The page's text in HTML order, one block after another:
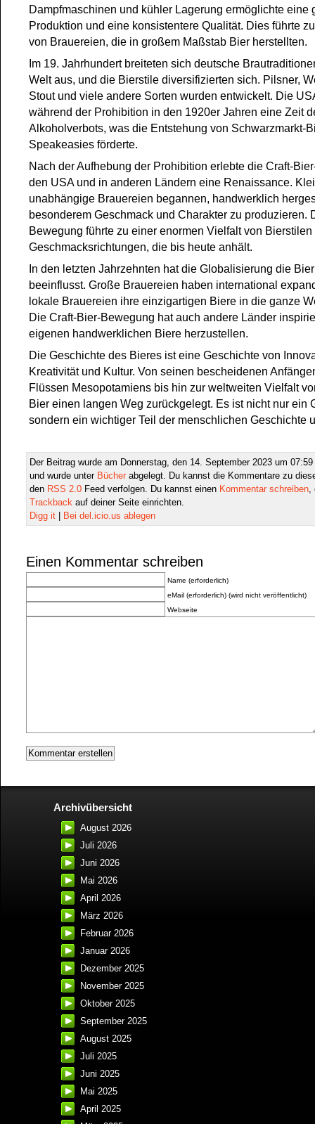
Dampfmaschinen und kühler Lagerung ermöglichte eine
Produktion und eine konsistentere Qualität. Dies führte
von Brauereien, die in großem Maßstab Bier herstellten.
Im 19. Jahrhundert breiteten sich deutsche
Welt aus, und die Bierstile diversifizierten sich. Pilsner,
Stout und viele andere Sorten wurden entwickelt. Die
während der Prohibition in den 1920er Jahren eine Zeit
Alkoholverbots, was die Entstehung von Schwarzmarkt-
Speakeasies förderte.
Nach der Aufhebung der Prohibition erlebte die Craft-
den USA und in anderen Ländern eine Renaissance.
unabhängige Brauereien begannen, handwerklich
besonderem Geschmack und Charakter zu produzieren.
Bewegung führte zu einer enormen Vielfalt von Bierstilen
Geschmacksrichtungen, die bis heute anhält.
In den letzten Jahrzehnten hat die Globalisierung die
beeinflusst. Große Brauereien haben international
lokale Brauereien ihre einzigartigen Biere in die ganze
Die Craft-Bier-Bewegung hat auch andere Länder
eigenen handwerklichen Biere herzustellen.
Die Geschichte des Bieres ist eine Geschichte von
Kreativität und Kultur. Von seinen bescheidenen
Flüssen Mesopotamiens bis hin zur weltweiten Vielfalt
Bier einen langen Weg zurückgelegt. Es ist nicht nur ein
sondern ein wichtiger Teil der menschlichen Geschichte
Der Beitrag wurde am Donnerstag, den 14. September 2023 um
und wurde unter Bücher abgelegt. Du kannst die Kommentare zu
den RSS 2.0 Feed verfolgen. Du kannst einen Kommentar schreiben,
Trackback auf deiner Seite einrichten.
Digg it
Bei del.icio.us ablegen
Einen Kommentar schreiben
Name (erforderlich)
eMail (erforderlich) (wird nicht veröffentlicht)
Webseite
Archivübersicht
August 2026
Juli 2026
Juni 2026
Mai 2026
April 2026
März 2026
Februar 2026
Januar 2026
Dezember 2025
November 2025
Oktober 2025
September 2025
August 2025
Juli 2025
Juni 2025
Mai 2025
April 2025